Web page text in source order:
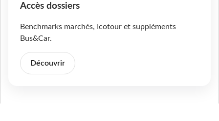
Accès dossiers
Benchmarks marchés, Icotour et suppléments
Bus&Car.
Découvrir